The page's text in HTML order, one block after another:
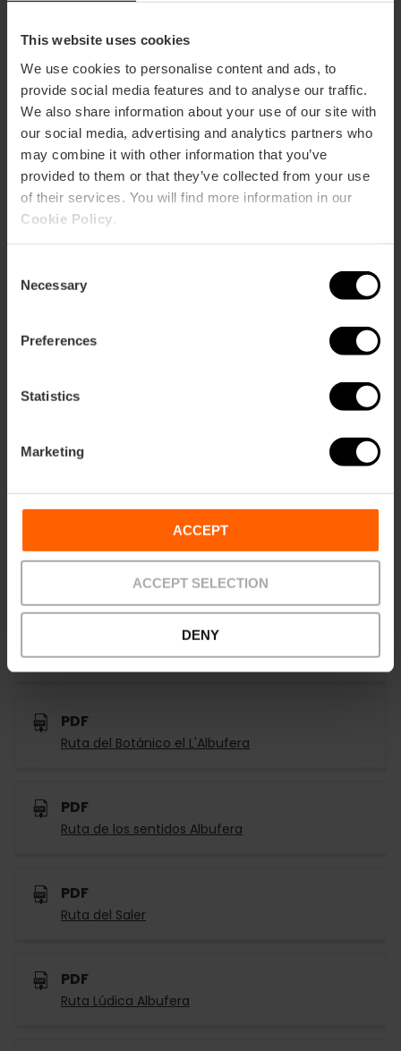
This website uses cookies
We use cookies to personalise content and ads, to
provide social media features and to analyse our traffic.
We also share information about your use of our site with
our social media, advertising and analytics partners who
may combine it with other information that you’ve
provided to them or that they’ve collected from your use
of their services. You will find more information in our
Cookie Policy
Selection
Necessary
Preferences
Statistics
Marketing
ACCEPT
ACCEPT SELECTION
DENY
Bekijk kaart
Documenten
PDF
Tancat de la pipa
PDF
Ruta del Botánico el L'Albufera
PDF
Ruta de los sentidos Albufera
PDF
Ruta del Saler
PDF
Ruta Lúdica Albufera